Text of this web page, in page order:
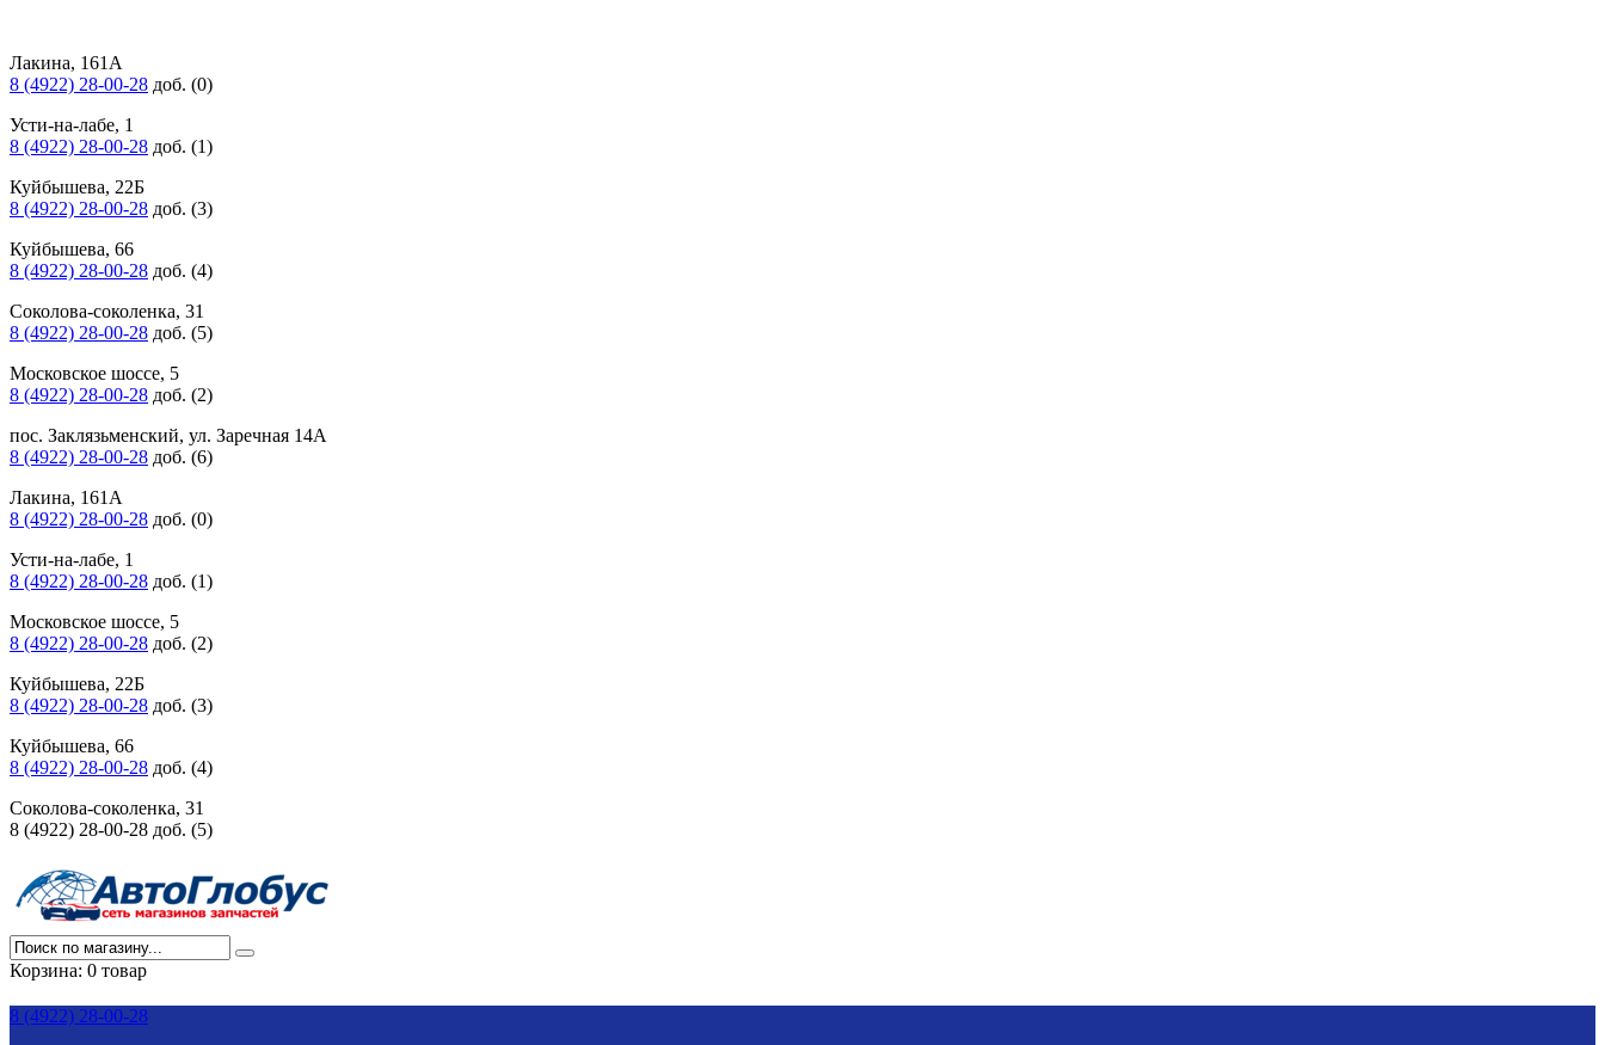
Лакина, 161А
8 (4922) 28-00-28 доб. (0)
Усти-на-лабе, 1
8 (4922) 28-00-28 доб. (1)
Куйбышева, 22Б
8 (4922) 28-00-28 доб. (3)
Куйбышева, 66
8 (4922) 28-00-28 доб. (4)
Соколова-соколенка, 31
8 (4922) 28-00-28 доб. (5)
Московское шоссе, 5
8 (4922) 28-00-28 доб. (2)
пос. Заклязьменский, ул. Заречная 14А
8 (4922) 28-00-28 доб. (6)
Лакина, 161А
8 (4922) 28-00-28 доб. (0)
Усти-на-лабе, 1
8 (4922) 28-00-28 доб. (1)
Московское шоссе, 5
8 (4922) 28-00-28 доб. (2)
Куйбышева, 22Б
8 (4922) 28-00-28 доб. (3)
Куйбышева, 66
8 (4922) 28-00-28 доб. (4)
Соколова-соколенка, 31
8 (4922) 28-00-28 доб. (5)
Корзина: 0 товар
8 (4922) 28-00-28